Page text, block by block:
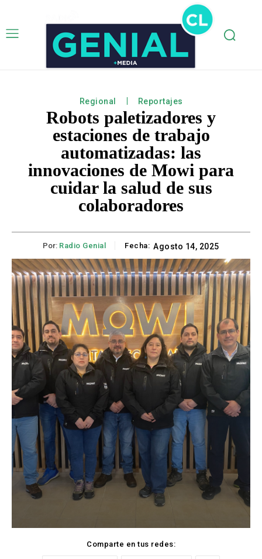
Regional Reportajes
Robots paletizadores y
estaciones de trabajo
automatizadas: las
innovaciones de Mowi para
cuidar la salud de sus
colaboradores
Por: Radio Genial Fecha: Agosto 14, 2025
Comparte en tus redes: